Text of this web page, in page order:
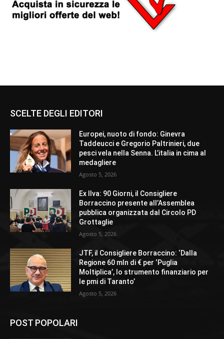
SCELTE DEGLI EDITORI
Europei, nuoto di fondo: Ginevra
Taddeucci e Gregorio Paltrinieri, due
pesci vela nella Senna. L’italia in cima al
medagliere
Agosto 5, 2026
Ex Ilva: 90 Giorni, il Consigliere
Borraccino presente all’Assemblea
pubblica organizzata dal Circolo PD
Grottaglie
Agosto 5, 2026
JTF, il Consigliere Borraccino: ‘Dalla
Regione 60 mln di € per ‘Puglia
Moltiplica’, lo strumento finanziario per
le pmi di Taranto’
Agosto 5, 2026
POST POPOLARI